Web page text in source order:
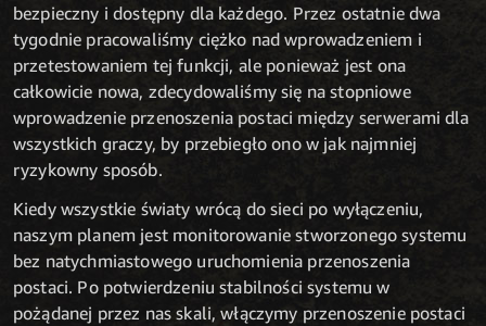
bezpieczny i dostępny dla każdego. Przez ostatnie dwa
tygodnie pracowaliśmy ciężko nad wprowadzeniem i
przetestowaniem tej funkcji, ale ponieważ jest ona
całkowicie nowa, zdecydowaliśmy się na stopniowe
wprowadzenie przenoszenia postaci między serwerami dla
wszystkich graczy, by przebiegło ono w jak najmniej
ryzykowny sposób.
Kiedy wszystkie światy wrócą do sieci po wyłączeniu,
naszym planem jest monitorowanie stworzonego systemu
bez natychmiastowego uruchomienia przenoszenia
postaci. Po potwierdzeniu stabilności systemu w
pożądanej przez nas skali, włączymy przenoszenie postaci